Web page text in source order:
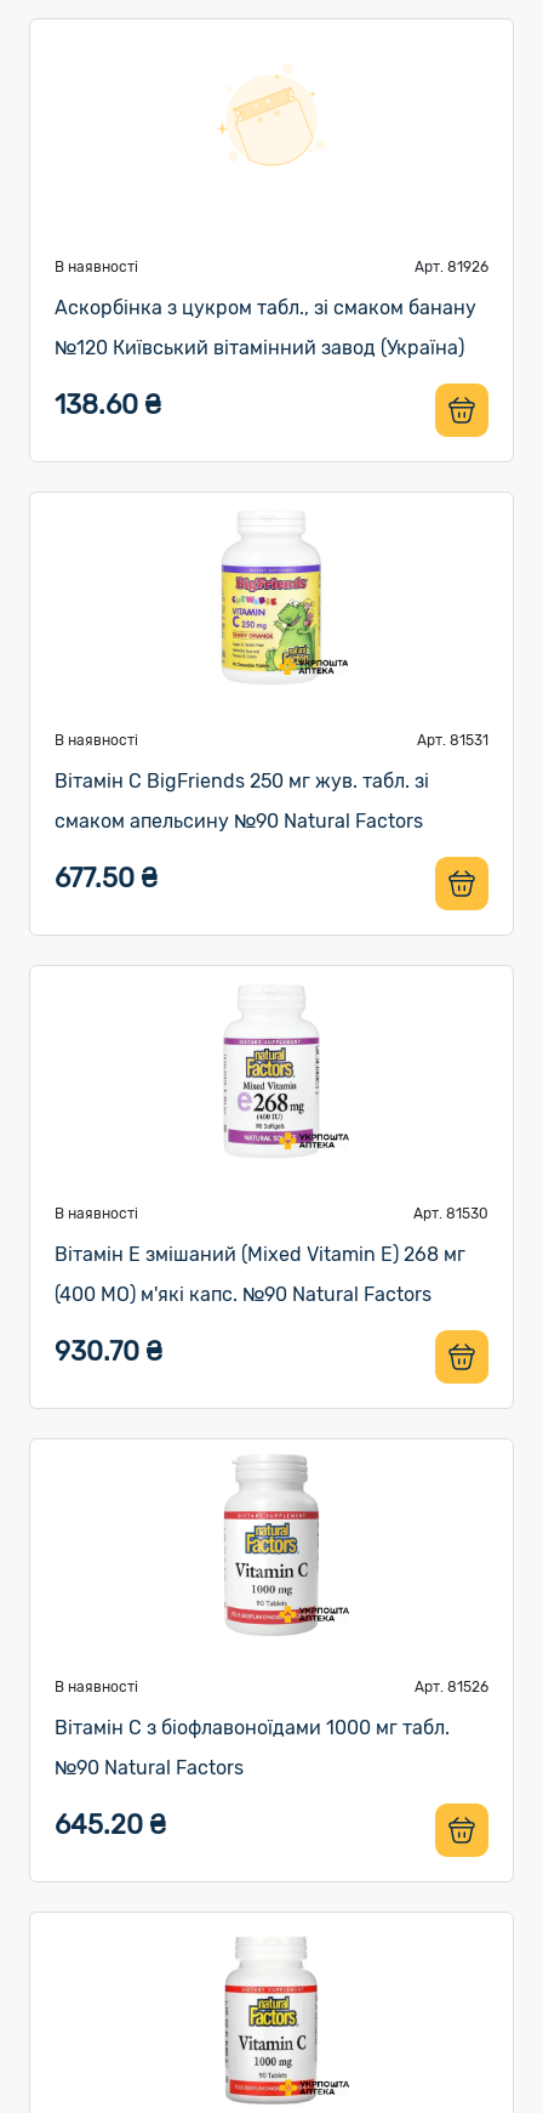
В наявності Арт. 81926
Аскорбінка з цукром табл., зі смаком банану
№120 Київський вітамінний завод (Україна)
138.60 ₴
В наявності Арт. 81531
Вітамін C BigFriends 250 мг жув. табл. зі
смаком апельсину №90 Natural Factors
677.50 ₴
В наявності Арт. 81530
Вітамін E змішаний (Mixed Vitamin E) 268 мг
(400 МО) м'які капс. №90 Natural Factors
930.70 ₴
В наявності Арт. 81526
Вітамін C з біофлавоноїдами 1000 мг табл.
№90 Natural Factors
645.20 ₴